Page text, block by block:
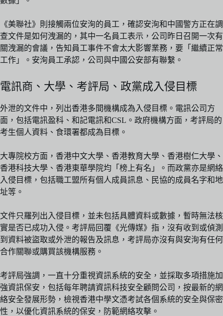
《美聯社》則接觸兩位安洵的員工，確認安洵和中國警方正在調
查文件是如何洩漏的，其中一名員工表示，公司昨日召開一次有
關洩漏的會議，告知員工事件不會太大影響業務，要「繼續正常
工作」。安洵員工承認，公司與中國公安部有聯繫。
電訊商、大學、考評局、政黨成入侵目標
外泄的文件中，列出香港多間機構成為入侵目標。電訊公司方
面，包括電訊盈科、和記電訊和CSL。政府機構方面，考評局的
考生個人資料、食環署都成為目標。
大專院校方面，香港中文大學、香港教育大學、香港樹仁大學、
香港科技大學、香港東華學院均「榜上有名」。而政黨亦是網絡
入侵目標，包括職工盟所有個人成員訊息、民協的成員名字和地
址等。
文件只羅列出入侵目標，並未包括具體資料或數據，暫時無法核
實是否已成功入侵。考評局回覆《光傳媒》指，沒有收到或偵測
到資料被盜取或外泄的報告及訊息，考評局亦沒有與安洵有任何
合作關聯或購買該機構服務。
考評局強調，一直十分重視資訊系統的安全，並採取多項措施加
強資訊保安，包括每年聘請資訊科技安全顧問公司，按最新的網
絡安全發展形勢，檢視香港中學文憑考試各個系統的安全與保密
性，以優化資訊系統的保安，防範網絡攻擊。